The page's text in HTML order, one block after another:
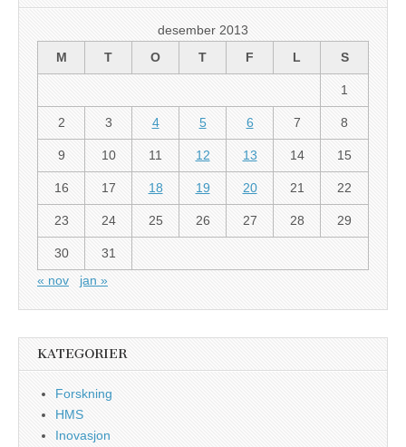
desember 2013
M
T O T F L S
1
2 3 4 5 6 7 8
9 10 11 12 13 14 15
16 17 18 19 20 21 22
23 24 25 26 27 28 29
30
31
« nov
jan »
KATEGORIER
Forskning
HMS
Inovasjon